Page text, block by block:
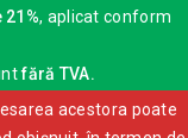
21%, aplicat conform
fără TVA.
acestora poate